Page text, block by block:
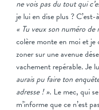
ne vois pas du tout qui
je lui en dise plus ?
« Tu veux son numéro
colère monte en moi et je
zoner sur une avenue
vachement repérable. Je
aurais pu faire ton
adresse ! ». Le mec, qui
m’informe que ce n’est